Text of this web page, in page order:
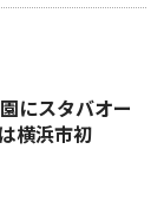
にスタバオー
横浜市初